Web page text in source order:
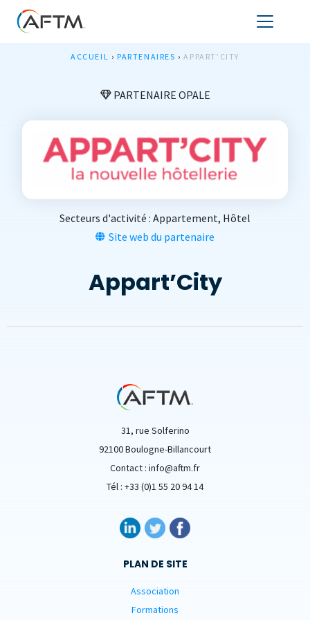
ACCUEIL › PARTENAIRES ›APPART’CITY
PARTENAIRE OPALE
Secteurs d'activité : Appartement, Hôtel
Site web du partenaire
Appart’City
31, rue Solferino
92100 Boulogne-Billancourt
Contact : info@aftm.fr
Tél : +33 (0)1 55 20 94 14
PLAN DE SITE
Association
Formations